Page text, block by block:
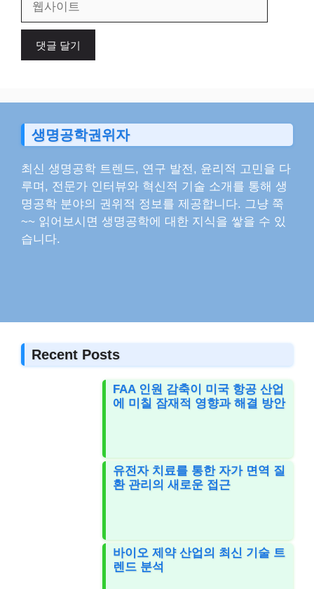
이
생명공학권위자
최신 생명공학 트렌드, 연구 발전, 윤리적 고민을 다
루며, 전문가 인터뷰와 혁신적 기술 소개를 통해 생
명공학 분야의 권위적 정보를 제공합니다. 그냥 쭉
~~ 읽어보시면 생명공학에 대한 지식을 쌓을 수 있
습니다.
Recent Posts
FAA 인원 감축이 미국 항공 산업
에 미칠 잠재적 영향과 해결 방안
유전자 치료를 통한 자가 면역 질
환 관리의 새로운 접근
바이오 제약 산업의 최신 기술 트
렌드 분석